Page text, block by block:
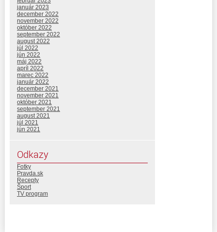
január 2023
december 2022
november 2022
október 2022
september 2022
august 2022
júl 2022
jún 2022
máj 2022
apríl 2022
marec 2022
január 2022
december 2021
november 2021
október 2021
september 2021
august 2021
júl 2021
jún 2021
Odkazy
Fotky
Pravda.sk
Recepty
Šport
TV program